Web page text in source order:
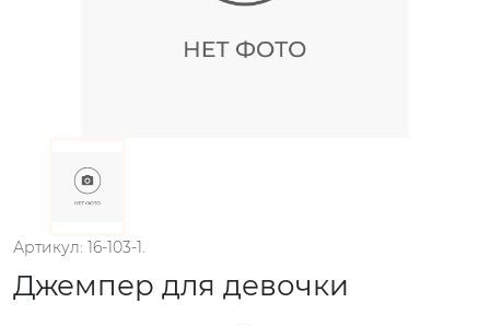
Артикул: 16-103-1.
Джемпер для девочки